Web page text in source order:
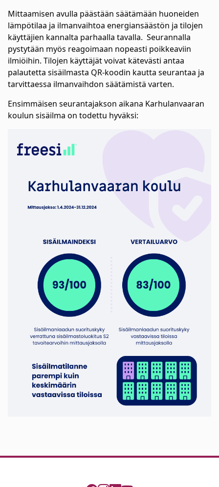
Mittaamisen avulla päästään säätämään huoneiden
lämpötilaa ja ilmanvaihtoa energiansäästön ja tilojen
käyttäjien kannalta parhaalla tavalla. Seurannalla
pystytään myös reagoimaan nopeasti poikkeaviin
ilmiöihin. Tilojen käyttäjät voivat kätevästi antaa
palautetta sisäilmasta QR-koodin kautta seurantaa ja
tarvittaessa ilmanvaihdon säätämistä varten.
Ensimmäisen seurantajakson aikana Karhulanvaaran
koulun sisäilma on todettu hyväksi: